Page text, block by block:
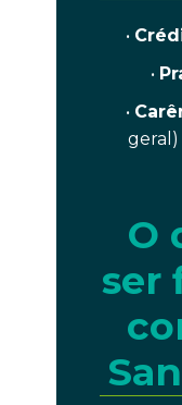
•
•
•
geral)
O
ser